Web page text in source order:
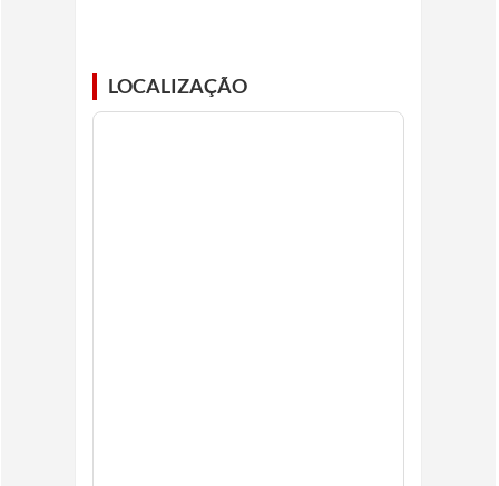
LOCALIZAÇÃO